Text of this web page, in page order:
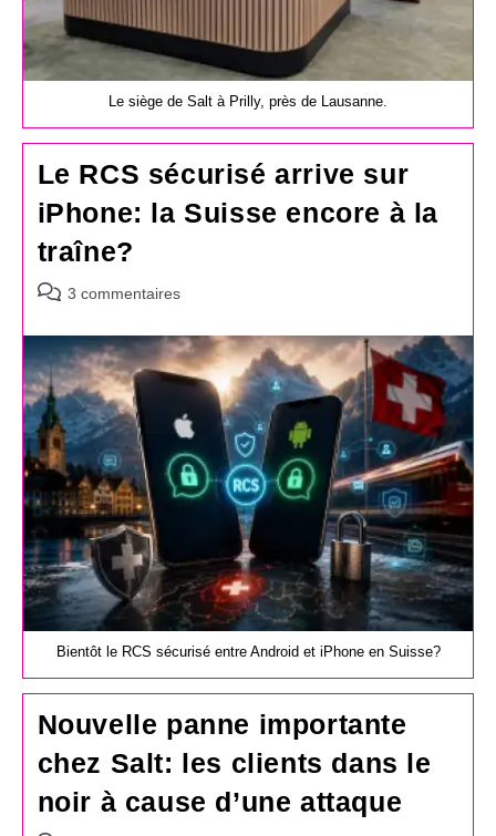
Le siège de Salt à Prilly, près de Lausanne.
Le RCS sécurisé arrive sur
iPhone: la Suisse encore à la
traîne?
Commentaires
la
publication :
3 commentaires
Bientôt le RCS sécurisé entre Android et iPhone en Suisse?
Nouvelle panne importante
chez Salt: les clients dans le
noir à cause d’une attaque